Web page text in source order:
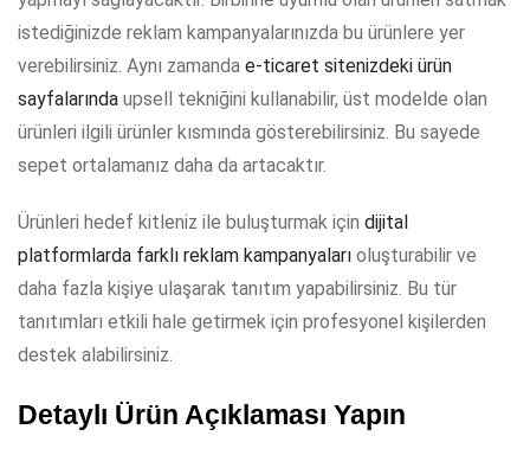
istediğinizde reklam kampanyalarınızda bu ürünlere yer
verebilirsiniz. Aynı zamanda e-ticaret sitenizdeki ürün
sayfalarında upsell tekniğini kullanabilir, üst modelde olan
ürünleri ilgili ürünler kısmında gösterebilirsiniz. Bu sayede
sepet ortalamanız daha da artacaktır.
Ürünleri hedef kitleniz ile buluşturmak için dijital
platformlarda farklı reklam kampanyaları oluşturabilir ve
daha fazla kişiye ulaşarak tanıtım yapabilirsiniz. Bu tür
tanıtımları etkili hale getirmek için profesyonel kişilerden
destek alabilirsiniz.
Detaylı Ürün Açıklaması Yapın